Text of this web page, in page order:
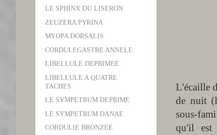
L'écaille
de nuit
sous-
qu'il est
LE SPHINX DU LISERON
ZEUZERA PYRINA
MYOPA DORSALIS
CORDULEGASTRE ANNELE
LIBELLULE DEPRIMEE
LIBELLULE A QUATRE
TACHES
LE SYMPETRUM DEPRIME
LE SYMPETRUM DANAE
CORDULIE BRONZEE